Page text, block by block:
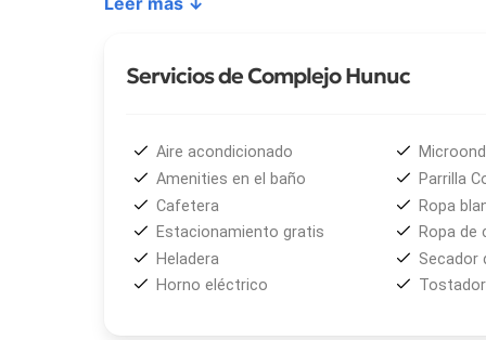
horno eléctrico, microondas, heladera con
garantizando un descanso confortable.
edulcorante y galletitas, ropa de cama, frazadas,
de estacionamiento dentro del complejo sin costo
Complejo Hunuc
como metegol. Todo pensado para que cada
Servicios de Complejo Hunuc
Aire acondicionado
Amenities en el baño
Cafetera
Estacionamiento gratis
Heladera
Horno eléctrico
Parrilla
Ropa
Ropa de
Secador